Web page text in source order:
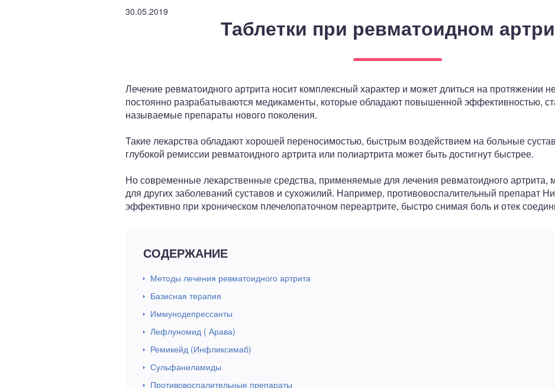
30.05.2019
Таблетки при ревматоидном
Лечение ревматоидного артрита носит комплексный характер и может длиться на протяжении
постоянно разрабатываются медикаменты, которые обладают повышенной эффективностью,
называемые препараты нового поколения.
Такие лекарства обладают хорошей переносимостью, быстрым воздействием на больные
глубокой ремиссии ревматоидного артрита или полиартрита может быть достигнут быстрее.
Но современные лекарственные средства, применяемые для лечения ревматоидного артрита,
для других заболеваний суставов и сухожилий. Например, противовоспалительный препарат
эффективно при хроническом плечелопаточном переартрите, быстро снимая боль и отек
СОДЕРЖАНИЕ
Методы лечения ревматоидного артрита
Базисная терапия
Иммунодепрессанты
Лефлуномид ( Арава)
Ремикейд (Инфликсимаб)
Сульфаниламиды
Противовоспалительные препараты